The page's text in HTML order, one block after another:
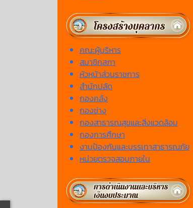
คณะผู้บริหาร
สมาชิกสภา
หัวหน้าส่วนราชการ
สำนักปลัด
กองคลัง
กองช่าง
กองสาธารณสุขและสิ่งแวดล้อม
กองการศึกษา
งานป้องกันและบรรเทาสาธารณภัย
หน่วยตรวจสอบภายใน